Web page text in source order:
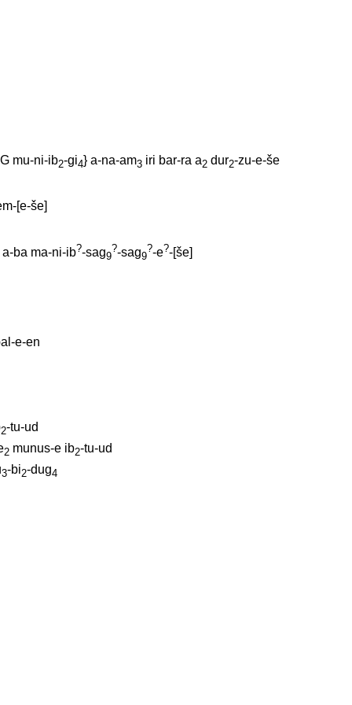
mu-ni-ib2-gi4} a-na-am3 iri bar-ra a2 dur2-zu-e-še
[e-še]
a-ba ma-ni-ib?-sag9
?-sag9
?-e?-[še]
e-en
2-tu-ud
2 munus-e ib2-tu-ud
3-bi2-dug4